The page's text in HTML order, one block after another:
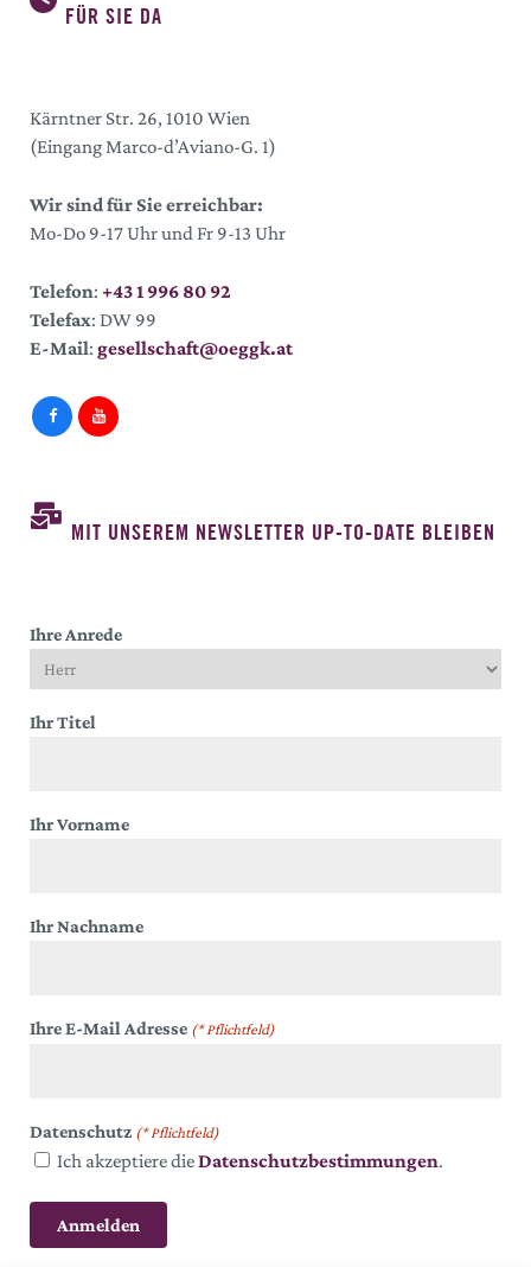
FÜR SIE DA
Kärntner Str. 26, 1010 Wien
(Eingang Marco-d’Aviano-G. 1)
Wir sind für Sie erreichbar:
Mo-Do 9-17 Uhr und Fr 9-13 Uhr
Telefon: +43 1 996 80 92
Telefax: DW 99
E-Mail: gesellschaft@oeggk.at
MIT UNSEREM NEWSLETTER UP-TO-DATE BLEIBEN
Ihre Anrede
Ihr Titel
Ihr Vorname
Ihr Nachname
Ihre E-Mail Adresse (* Pflichtfeld)
Datenschutz (* Pflichtfeld)
Ich akzeptiere dieDatenschutzbestimmungen.